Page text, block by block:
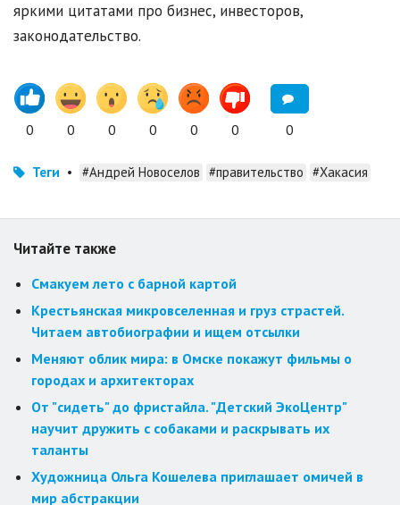
яркими цитатами про бизнес, инвесторов,
законодательство.
0 0 0 0 0 0 0
Теги • #Андрей Новоселов #правительство #Хакасия
Читайте также
Смакуем лето с барной картой
Крестьянская микровселенная и груз страстей.
Читаем автобиографии и ищем отсылки
Меняют облик мира: в Омске покажут фильмы о
городах и архитекторах
От "сидеть" до фристайла. "Детский ЭкоЦентр"
научит дружить с собаками и раскрывать их
таланты
Художница Ольга Кошелева приглашает омичей в
мир абстракции